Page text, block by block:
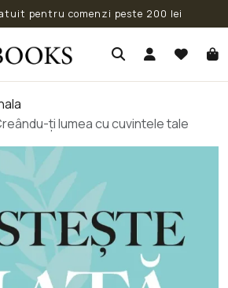
pentru comenzi peste 200 lei
ți lumea cu cuvintele tale